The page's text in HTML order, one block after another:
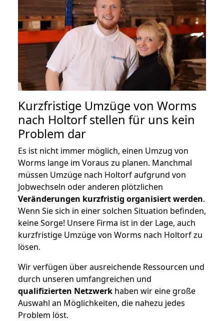
Kurzfristige Umzüge von Worms
nach Holtorf stellen für uns kein
Problem dar
Es ist nicht immer möglich, einen Umzug von
Worms lange im Voraus zu planen. Manchmal
müssen Umzüge nach Holtorf aufgrund von
Jobwechseln oder anderen plötzlichen
Veränderungen kurzfristig organisiert werden.
Wenn Sie sich in einer solchen Situation befinden,
keine Sorge! Unsere Firma ist in der Lage, auch
kurzfristige Umzüge von Worms nach Holtorf zu
lösen.
Wir verfügen über ausreichende Ressourcen und
durch unseren umfangreichen und
qualifizierten Netzwerk haben wir eine große
Auswahl an Möglichkeiten, die nahezu jedes
Problem löst.